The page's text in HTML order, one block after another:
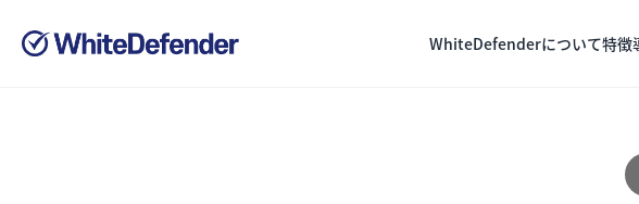
WhiteDefenderについて特徴